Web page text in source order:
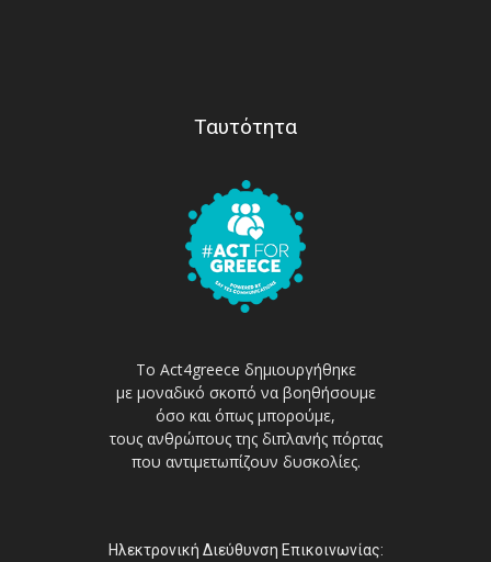
Ταυτότητα
Το Act4greece δημιουργήθηκε
με μοναδικό σκοπό να βοηθήσουμε
όσο και όπως μπορούμε,
τους ανθρώπους της διπλανής πόρτας
που αντιμετωπίζουν δυσκολίες.
Ηλεκτρονική Διεύθυνση Επικοινωνίας: